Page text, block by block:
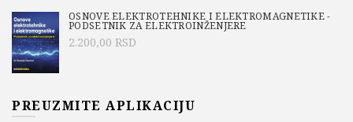
OSNOVE ELEKTROTEHNIKE I ELEKTROMAGNETIKE -
PODSETNIK ZA ELEKTROINŽENJERE
2.200,00 RSD
PREUZMITE APLIKACIJU